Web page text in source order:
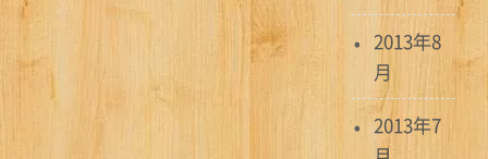
2013年8
月
2013年7